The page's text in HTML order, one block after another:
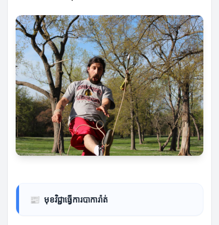
📰 មុខវិជ្ជាធ្វើការបាការ៉ាត់